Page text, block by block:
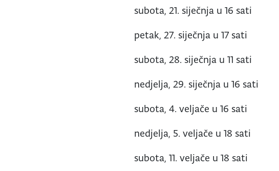
subota, 21. siječnja u 16 sati
petak, 27. siječnja u 17 sati
subota, 28. siječnja u 11 sati
nedjelja, 29. siječnja u 16 sati
subota, 4. veljače u 16 sati
nedjelja, 5. veljače u 18 sati
subota, 11. veljače u 18 sati